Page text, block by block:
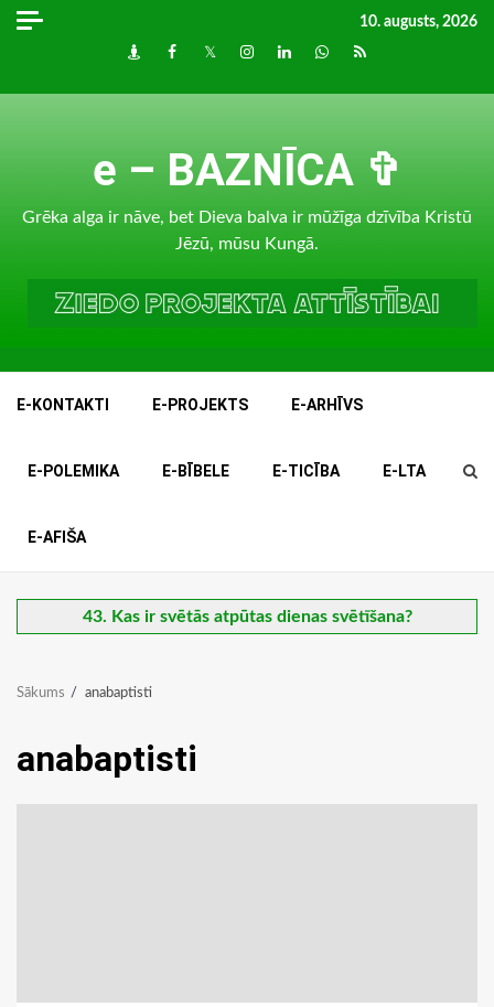
Skip
10. augusts, 2026
DraugiemFacebook
TwitterInstagram
LinkedInwhatsapp
RSS
e – BAZNĪCA ✞
Grēka alga ir nāve, bet Dieva balva ir mūžīga dzīvība Kristū
Jēzū, mūsu Kungā.
E-KONTAKTI E-PROJEKTS E-ARHĪVS
E-POLEMIKA E-BĪBELE E-TICĪBA E-LTA
E-AFIŠA
43. Kas ir svētās atpūtas dienas svētīšana?
Sākums anabaptisti
anabaptisti